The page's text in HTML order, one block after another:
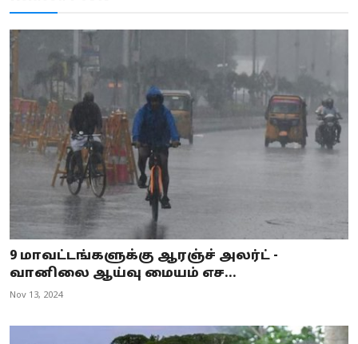
9 மாவட்டங்களுக்கு ஆரஞ்ச் அலர்ட் -
வானிலை ஆய்வு மையம் எச...
Nov 13, 2024